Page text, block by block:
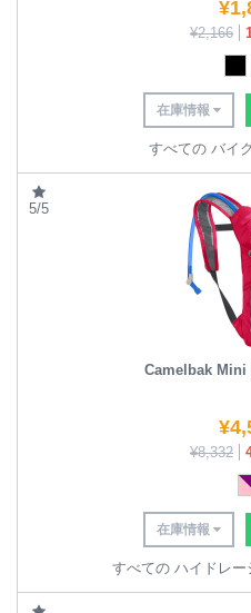
¥
¥2,166
在庫情報
すべての バイ
5/5
Camelbak
¥
¥8,332
在庫情報
すべての ハイドレ